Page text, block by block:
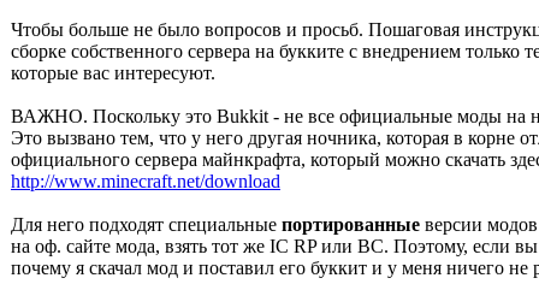
Чтобы больше не было вопросов и просьб. Пошаговая
сборке собственного сервера на букките с внедрением только
которые вас интересуют.
ВАЖНО. Поскольку это Bukkit - не все официальные моды на
Это вызвано тем, что у него другая ночника, которая в корне
официального сервера майнкрафта, который можно скачать
http://www.minecraft.net/download
Для него подходят специальные портированные версии
на оф. сайте мода, взять тот же IC RP или BC. Поэтому, если
почему я скачал мод и поставил его буккит и у меня ничего не